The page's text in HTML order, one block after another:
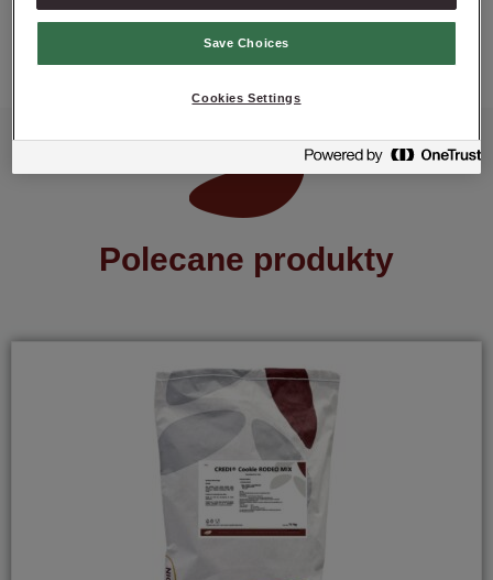
ZAPYTAJ O PRODUKT
Polecane produkty
Save Choices
Cookies Settings